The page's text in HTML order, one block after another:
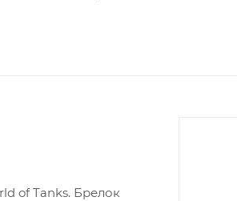
of Tanks. Брелок